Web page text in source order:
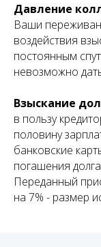
Давление
Ваши
воздействия
постоянным
невозможно
Взыскание
в пользу
половину
банковские
погашения
Переданный
на 7% - размер